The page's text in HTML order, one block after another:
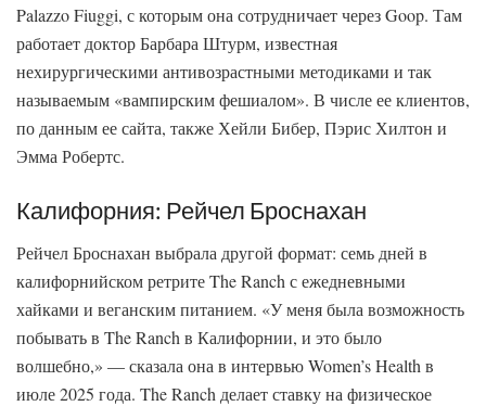
Palazzo Fiuggi, с которым она сотрудничает через Goop. Там
работает доктор Барбара Штурм, известная
нехирургическими антивозрастными методиками и так
называемым «вампирским фешиалом». В числе ее клиентов,
по данным ее сайта, также Хейли Бибер, Пэрис Хилтон и
Эмма Робертс.
Калифорния: Рейчел Броснахан
Рейчел Броснахан выбрала другой формат: семь дней в
калифорнийском ретрите The Ranch с ежедневными
хайками и веганским питанием. «У меня была возможность
побывать в The Ranch в Калифорнии, и это было
волшебно,» — сказала она в интервью Women’s Health в
июле 2025 года. The Ranch делает ставку на физическое